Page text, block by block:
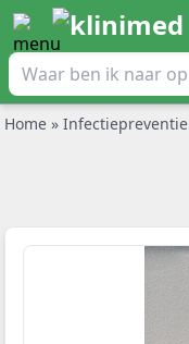
Home » Infectiepreventie